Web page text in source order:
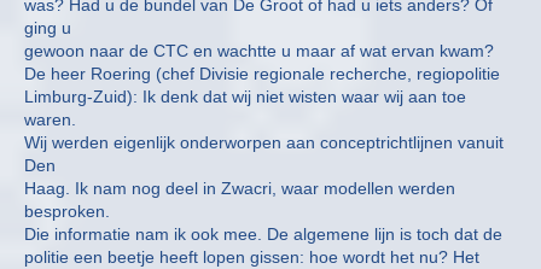
was? Had u de bundel van De Groot of had u iets anders? Of
ging u
gewoon naar de CTC en wachtte u maar af wat ervan kwam?
De heer Roering (chef Divisie regionale recherche, regiopolitie
Limburg-Zuid): Ik denk dat wij niet wisten waar wij aan toe
waren.
Wij werden eigenlijk onderworpen aan conceptrichtlijnen vanuit
Den
Haag. Ik nam nog deel in Zwacri, waar modellen werden
besproken.
Die informatie nam ik ook mee. De algemene lijn is toch dat de
politie een beetje heeft lopen gissen: hoe wordt het nu? Het